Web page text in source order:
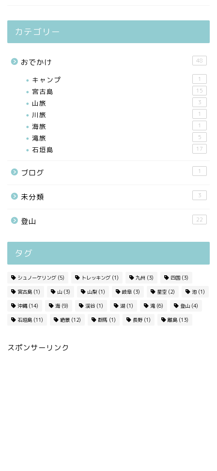
カテゴリー
おでかけ 48
キャンプ 1
宮古島 15
山旅 3
川旅 1
海旅 1
滝旅 5
石垣島 17
ブログ 1
未分類 3
登山 22
タグ
シュノーケリング (5) トレッキング (1) 九州 (3) 四国 (3)
宮古島 (1) 山 (3) 山梨 (1) 岐阜 (3) 星空 (2) 池 (1)
沖縄(14) 海 (9) 渓谷 (1) 湖 (1) 滝 (6) 登山 (4)
石垣島 (11) 絶景 (12) 群馬 (1) 長野 (1) 離島 (13)
スポンサーリンク